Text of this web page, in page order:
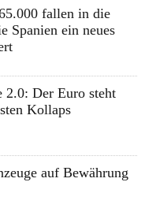
fallen in die
Spanien ein neues
2.0: Der Euro steht
Kollaps
auf Bewährung